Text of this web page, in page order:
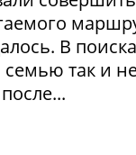
В
семью так и